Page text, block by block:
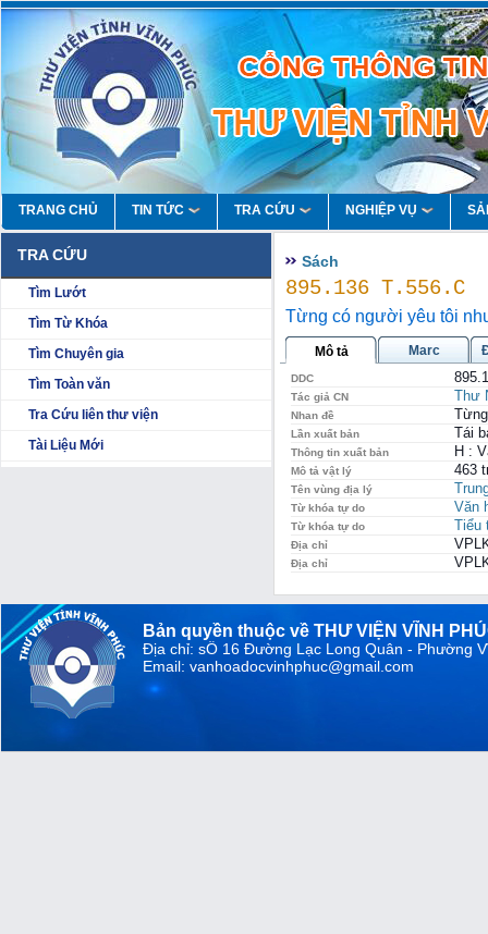
TRANG CHỦ TIN TỨC TRA CỨU NGHIỆP VỤ
TRA CỨU
Tìm Lướt
Tìm Từ Khóa
Tìm Chuyên gia
Tìm Toàn văn
Tra Cứu liên thư viện
Tài Liệu Mới
Sách
895.136 T.556.C
Từng có người yêu tôi
Mô tả Marc
DDC
Tác giả CN Thư
Nhan đề
Lần xuất bản Tái
Thông tin xuất bản H :
Mô tả vật lý 463
Tên vùng địa lý
Từ khóa tự do Văn
Từ khóa tự do Tiểu
Địa chỉ
Địa chỉ
Bản quyền thuộc về THƯ VIỆN VĨNH
Địa chỉ: sỐ 16 Đường Lạc Long Quân - Phường
Email: vanhoadocvinhphuc@gmail.com